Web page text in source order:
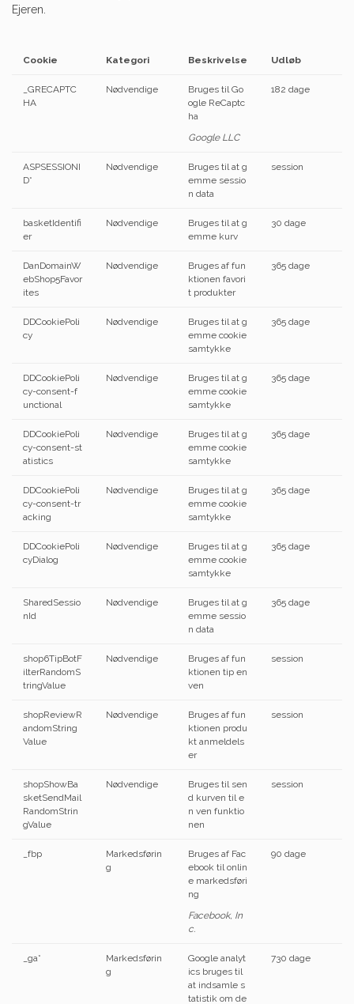
Ejeren.
Cookie
_GRECAPTC
HA
ASPSESSIONI
D*
basketIdentifi
er
DanDomainW
ebShop5Favor
ites
DDCookiePoli
cy
DDCookiePoli
cy-consent-f
unctional
DDCookiePoli
cy-consent-st
atistics
DDCookiePoli
cy-consent-tr
acking
DDCookiePoli
cyDialog
SharedSessio
nId
shop6TipBotF
ilterRandomS
tringValue
shopReviewR
andomString
Value
shopShowBa
sketSendMail
RandomStrin
gValue
_fbp
_ga*
Kategori
Nødvendige
Nødvendige
Nødvendige
Nødvendige
Nødvendige
Nødvendige
Nødvendige
Nødvendige
Nødvendige
Nødvendige
Nødvendige
Nødvendige
Nødvendige
Markedsførin
g
Markedsførin
g
Beskrivelse
Bruges til Go
ogle ReCaptc
ha
Google LLC
Bruges til at g
emme sessio
n data
Bruges til at g
emme kurv
Bruges af fun
ktionen favori
t produkter
Bruges til at g
emme cookie
samtykke
Bruges til at g
emme cookie
samtykke
Bruges til at g
emme cookie
samtykke
Bruges til at g
emme cookie
samtykke
Bruges til at g
emme cookie
samtykke
Bruges til at g
emme sessio
n data
Bruges af fun
ktionen tip en
ven
Bruges af fun
ktionen produ
kt anmeldels
er
Bruges til sen
d kurven til e
n ven funktio
nen
Bruges af Fac
ebook til onlin
e markedsføri
ng
Facebook, In
c.
Google analyt
ics bruges til
at indsamle s
tatistik om de
Udløb
182 dage
session
30 dage
365 dage
365 dage
365 dage
365 dage
365 dage
365 dage
365 dage
session
session
session
90 dage
730 dage